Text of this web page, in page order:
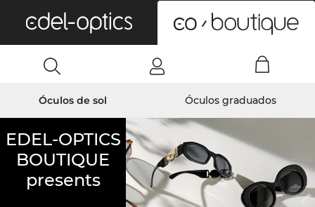
Óculos de sol Óculos graduados
EDEL-OPTICS
BOUTIQUE
presents